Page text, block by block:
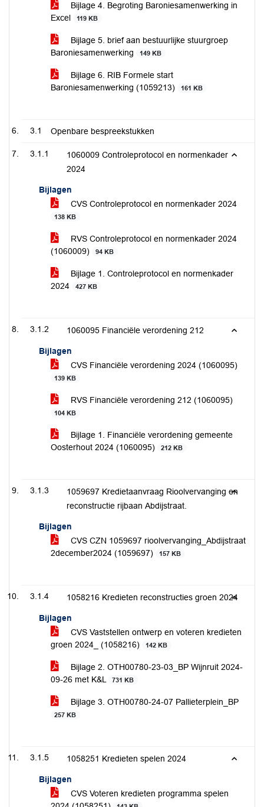
Bijlage 4. Begroting Baroniesamenwerking in
Excel
119 KB
Bijlage 5. brief aan bestuurlijke stuurgroep
Baroniesamenwerking
149 KB
Bijlage 6. RIB Formele start
Baroniesamenwerking (1059213)
161 KB
3.1 Openbare bespreekstukken
3.1.1
1060009 Controleprotocol en normenkader
2024
Bijlagen
CVS Controleprotocol en normenkader 2024
138 KB
RVS Controleprotocol en normenkader 2024
(1060009)
94 KB
Bijlage 1. Controleprotocol en normenkader
2024
427 KB
3.1.2 1060095 Financiële verordening 212
Bijlagen
CVS Financiële verordening 2024 (1060095)
139 KB
RVS Financiële verordening 212 (1060095)
104 KB
Bijlage 1. Financiële verordening gemeente
Oosterhout 2024 (1060095)
212 KB
3.1.3
1059697 Kredietaanvraag Rioolvervanging en
reconstructie rijbaan Abdijstraat.
Bijlagen
CVS CZN 1059697 rioolvervanging_Abdijstraat
2december2024 (1059697)
157 KB
3.1.4 1058216 Kredieten reconstructies groen 2024
Bijlagen
CVS Vaststellen ontwerp en voteren kredieten
groen 2024_ (1058216)
142 KB
Bijlage 2. OTH00780-23-03_BP Wijnruit 2024-
09-26 met K&L
731 KB
Bijlage 3. OTH00780-24-07 Pallieterplein_BP
257 KB
3.1.5 1058251 Kredieten spelen 2024
Bijlagen
CVS Voteren kredieten programma spelen